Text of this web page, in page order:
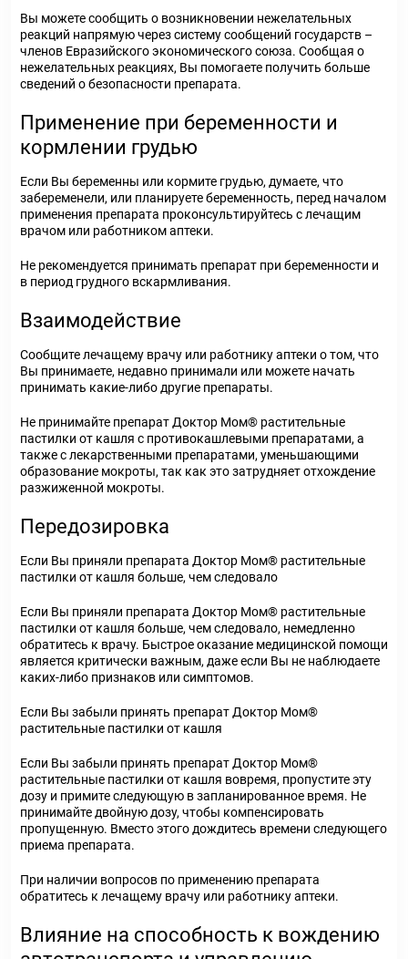
Вы можете сообщить о возникновении нежелательных
реакций напрямую через систему сообщений государств –
членов Евразийского экономического союза. Сообщая о
нежелательных реакциях, Вы помогаете получить больше
сведений о безопасности препарата.
Применение при беременности и
кормлении грудью
Если Вы беременны или кормите грудью, думаете, что
забеременели, или планируете беременность, перед началом
применения препарата проконсультируйтесь с лечащим
врачом или работником аптеки.
Не рекомендуется принимать препарат при беременности и
в период грудного вскармливания.
Взаимодействие
Сообщите лечащему врачу или работнику аптеки о том, что
Вы принимаете, недавно принимали или можете начать
принимать какие-либо другие препараты.
Не принимайте препарат Доктор Мом® растительные
пастилки от кашля с противокашлевыми препаратами, а
также с лекарственными препаратами, уменьшающими
образование мокроты, так как это затрудняет отхождение
разжиженной мокроты.
Передозировка
Если Вы приняли препарата Доктор Мом® растительные
пастилки от кашля больше, чем следовало
Если Вы приняли препарата Доктор Мом® растительные
пастилки от кашля больше, чем следовало, немедленно
обратитесь к врачу. Быстрое оказание медицинской помощи
является критически важным, даже если Вы не наблюдаете
каких-либо признаков или симптомов.
Если Вы забыли принять препарат Доктор Мом®
растительные пастилки от кашля
Если Вы забыли принять препарат Доктор Мом®
растительные пастилки от кашля вовремя, пропустите эту
дозу и примите следующую в запланированное время. Не
принимайте двойную дозу, чтобы компенсировать
пропущенную. Вместо этого дождитесь времени следующего
приема препарата.
При наличии вопросов по применению препарата
обратитесь к лечащему врачу или работнику аптеки.
Влияние на способность к вождению